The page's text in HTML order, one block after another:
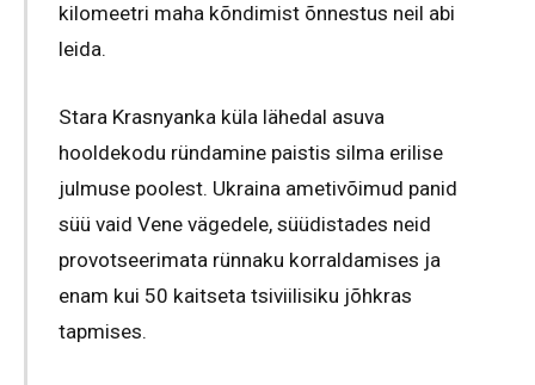
kilomeetri maha kõndimist õnnestus neil abi
leida.
Stara Krasnyanka küla lähedal asuva
hooldekodu ründamine paistis silma erilise
julmuse poolest. Ukraina ametivõimud panid
süü vaid Vene vägedele, süüdistades neid
provotseerimata rünnaku korraldamises ja
enam kui 50 kaitseta tsiviilisiku jõhkras
tapmises.